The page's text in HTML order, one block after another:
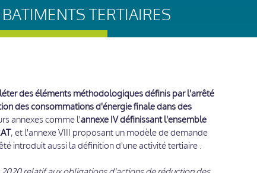
TERTIAIRES
des éléments méthodologiques définis par l'arrêté
des consommations d'énergie finale dans des
annexes comme l'annexe IV définissant l'ensemble
, et l'annexe VIII proposant un modèle de demande
introduit aussi la définition d'une activité tertiaire .